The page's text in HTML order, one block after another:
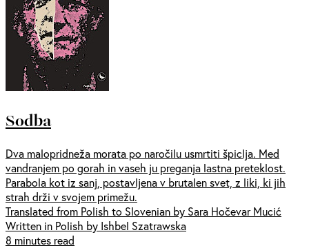
Sodba
Dva malopridneža morata po naročilu usmrtiti špiclja. Med
vandranjem po gorah in vaseh ju preganja lastna preteklost.
Parabola kot iz sanj, postavljena v brutalen svet, z liki, ki jih
strah drži v svojem primežu.
Translated from Polish to Slovenian by Sara Hočevar Mucić
Written in Polish by Ishbel Szatrawska
8 minutes read